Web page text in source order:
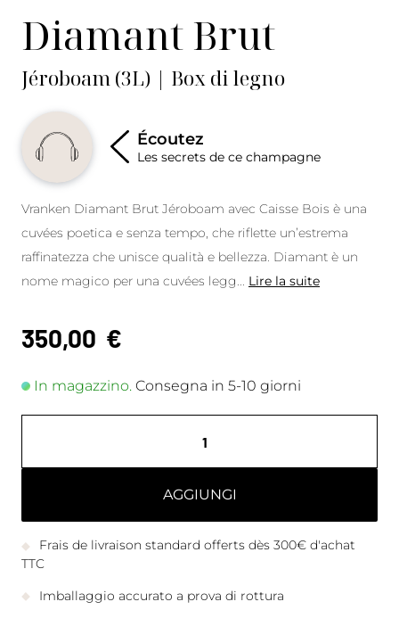
Diamant Brut
Jéroboam (3L) | Box di legno
Écoutez
Les secrets de ce champagne
Vranken Diamant Brut Jéroboam avec Caisse Bois è una
cuvées poetica e senza tempo, che riflette un’estrema
raffinatezza che unisce qualità e bellezza. Diamant è un
nome magico per una cuvées legg
Lire la suite
350,00 €
In magazzino. Consegna in 5-10 giorni
AGGIUNGI
Frais de livraison standard offerts dès 300€ d'achat
TTC
Imballaggio accurato a prova di rottura